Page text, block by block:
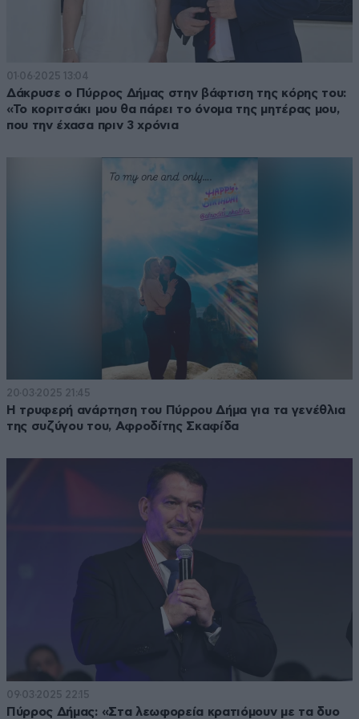
01·06·2025 13:04
Δάκρυσε ο Πύρρος Δήμας στην βάφτιση της κόρης του:
«Το κοριτσάκι μου θα πάρει το όνομα της μητέρας μου,
που την έχασα πριν 3 χρόνια
20·03·2025 21:45
Η τρυφερή ανάρτηση του Πύρρου Δήμα για τα γενέθλια
της συζύγου του, Αφροδίτης Σκαφίδα
09·03·2025 22:15
Πύρρος Δήμας: «Στα λεωφορεία κρατιόμουν με τα δυο